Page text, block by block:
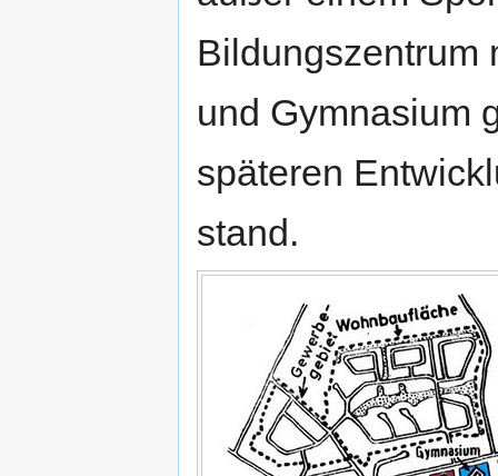
Bildungszentrum
und Gymnasium
späteren
stand.